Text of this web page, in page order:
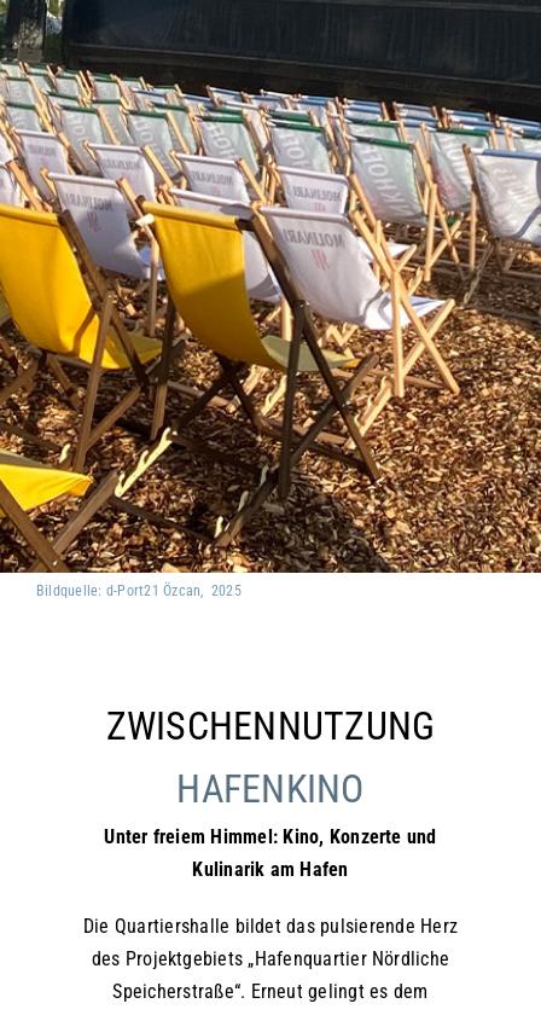
Bildquelle: d-Port21 Özcan, 2025
ZWISCHENNUTZUNG
HAFENKINO
Unter freiem Himmel: Kino, Konzerte und
Kulinarik am Hafen
Die Quartiershalle bildet das pulsierende Herz
des Projektgebiets „Hafenquartier Nördliche
Speicherstraße“. Erneut gelingt es dem